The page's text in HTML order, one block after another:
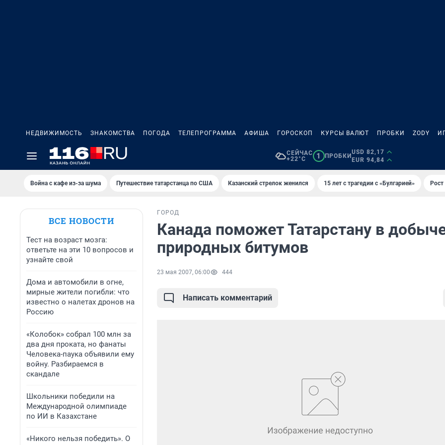
НЕДВИЖИМОСТЬ ЗНАКОМСТВА ПОГОДА ТЕЛЕПРОГРАММА АФИША ГОРОСКОП КУРСЫ ВАЛЮТ ПРОБКИ ZODY
СЕЙЧАС
+22°C
1 ПРОБКИ
USD 82,17
EUR 94,84
Война с кафе из-за шума Путешествие татарстанца по США Казанский стрелок женился 15 лет с трагедии с «Булгарией»
ВСЕ НОВОСТИ
Тест на возраст мозга:
ответьте на эти 10 вопросов и
узнайте свой
Дома и автомобили в огне,
мирные жители погибли: что
известно о налетах дронов на
Россию
«Колобок» собрал 100 млн за
два дня проката, но фанаты
Человека-паука объявили ему
войну. Разбираемся в
скандале
Школьники победили на
Международной олимпиаде
по ИИ в Казахстане
«Никого нельзя победить». О
ГОРОД
Канада поможет Татарстану в
природных битумов
23 мая 2007, 06:00 444
Написать комментарий